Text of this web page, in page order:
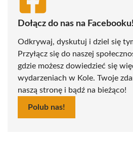
Dołącz do nas na Facebooku!
Odkrywaj, dyskutuj i dziel się
Przyłącz się do naszej
gdzie możesz dowiedzieć się
wydarzeniach w Kole. Twoje
naszą stronę i bądź na bieżąco!
Polub nas!